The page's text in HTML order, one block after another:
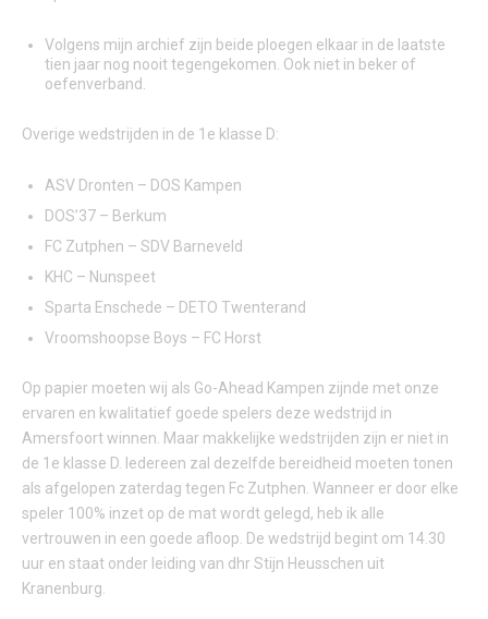
Volgens mijn archief zijn beide ploegen elkaar in de laatste
tien jaar nog nooit tegengekomen. Ook niet in beker of
oefenverband.
Overige wedstrijden in de 1e klasse D:
ASV Dronten – DOS Kampen
DOS’37 – Berkum
FC Zutphen – SDV Barneveld
KHC – Nunspeet
Sparta Enschede – DETO Twenterand
Vroomshoopse Boys – FC Horst
Op papier moeten wij als Go-Ahead Kampen zijnde met onze
ervaren en kwalitatief goede spelers deze wedstrijd in
Amersfoort winnen. Maar makkelijke wedstrijden zijn er niet in
de 1e klasse D. Iedereen zal dezelfde bereidheid moeten tonen
als afgelopen zaterdag tegen Fc Zutphen. Wanneer er door elke
speler 100% inzet op de mat wordt gelegd, heb ik alle
vertrouwen in een goede afloop. De wedstrijd begint om 14.30
uur en staat onder leiding van dhr Stijn Heusschen uit
Kranenburg.